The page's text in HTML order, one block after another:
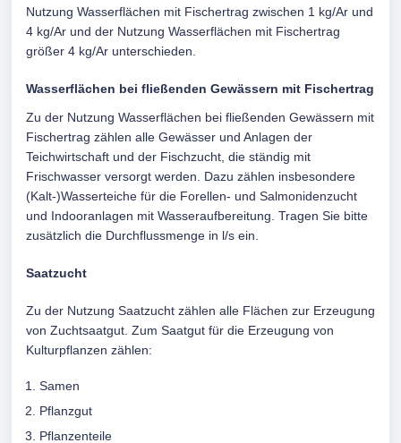
Nutzung Wasserflächen mit Fischertrag zwischen 1 kg/Ar und
4 kg/Ar und der Nutzung Wasserflächen mit Fischertrag
größer 4 kg/Ar unterschieden.
Wasserflächen bei fließenden Gewässern mit Fischertrag
Zu der Nutzung Wasserflächen bei fließenden Gewässern mit
Fischertrag zählen alle Gewässer und Anlagen der
Teichwirtschaft und der Fischzucht, die ständig mit
Frischwasser versorgt werden. Dazu zählen insbesondere
(Kalt-)Wasserteiche für die Forellen- und Salmonidenzucht
und Indooranlagen mit Wasseraufbereitung. Tragen Sie bitte
zusätzlich die Durchflussmenge in l/s ein.
Saatzucht
Zu der Nutzung Saatzucht zählen alle Flächen zur Erzeugung
von Zuchtsaatgut. Zum Saatgut für die Erzeugung von
Kulturpflanzen zählen:
Samen
Pflanzgut
Pflanzenteile